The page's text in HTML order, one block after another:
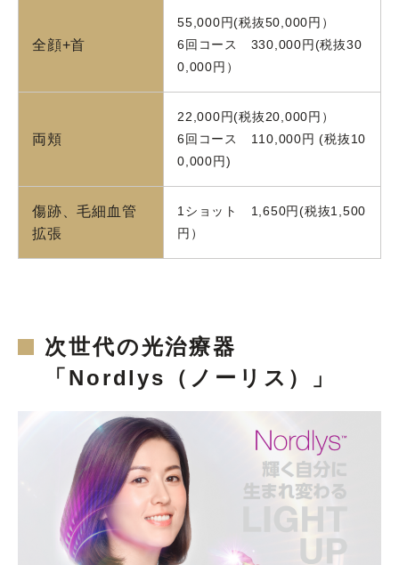
全顔+首
55,000円(税抜50,000円）
6回コース 330,000円(税抜30
0,000円）
両頬
22,000円(税抜20,000円）
6回コース 110,000円 (税抜10
0,000円)
傷跡、毛細血管
拡張
1ショット 1,650円(税抜1,500
円）
次世代の光治療器
「Nordlys（ノーリス）」